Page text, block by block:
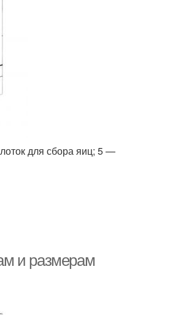
для сбора яиц; 5 —
и размерам